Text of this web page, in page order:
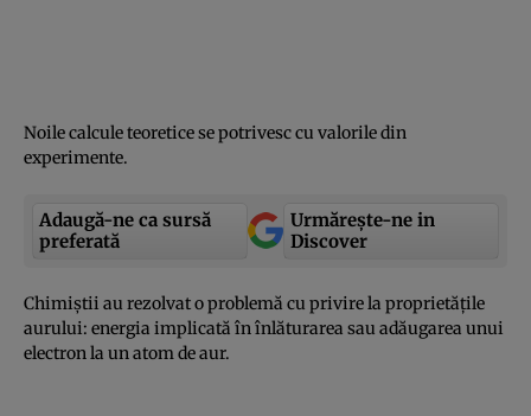
Noile calcule teoretice se potrivesc cu valorile din
experimente.
Adaugă-ne ca sursă
preferată
Urmărește-ne in
Discover
Chimiştii au rezolvat o problemă cu privire la proprietăţile
aurului: energia implicată în înlăturarea sau adăugarea unui
electron la un atom de aur.